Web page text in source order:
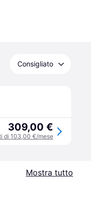
Consigliato
309,00 €
di 103,00 €/mese
Mostra tutto